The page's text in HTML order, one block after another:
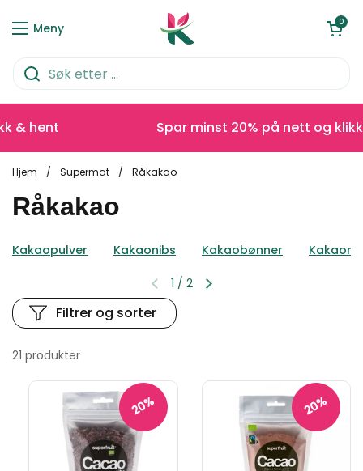
Meny
Åpen0
Spar minst 20% på nett og klikk &
Hjem / Supermat / Råkakao
Råkakao
Kakaopulver Kakaonibs Kakaobønner
1 / 2
21 produkter
Filtrer og sorter
20% 20%